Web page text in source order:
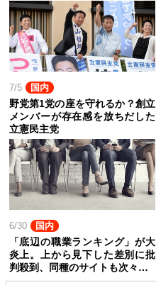
7/5 国内
野党第1党の座を守れるか？創立
メンバーが存在感を放ちだした
立憲民主党
6/30 国内
「底辺の職業ランキング」が大
炎上。上から見下した差別に批
判殺到、同種のサイトも次々…